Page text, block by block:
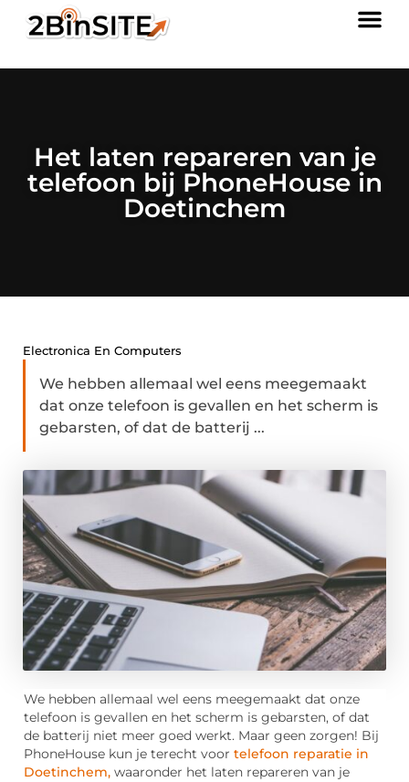
Het laten repareren van je
telefoon bij PhoneHouse in
Doetinchem
Electronica En Computers
We hebben allemaal wel eens meegemaakt
dat onze telefoon is gevallen en het scherm is
gebarsten, of dat de batterij ...
We hebben allemaal wel eens meegemaakt dat onze
telefoon is gevallen en het scherm is gebarsten, of dat
de batterij niet meer goed werkt. Maar geen zorgen! Bij
PhoneHouse kun je terecht voor telefoon reparatie in
Doetinchem, waaronder het laten repareren van je